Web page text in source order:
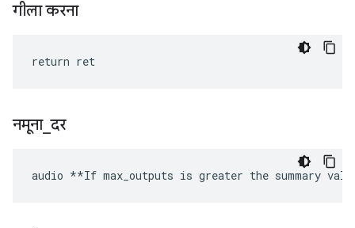
गीला करना
return ret
नमूना_दर
audio **If max_outputs is greater the summary